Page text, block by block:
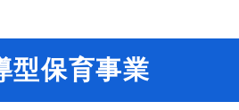
型保育事業